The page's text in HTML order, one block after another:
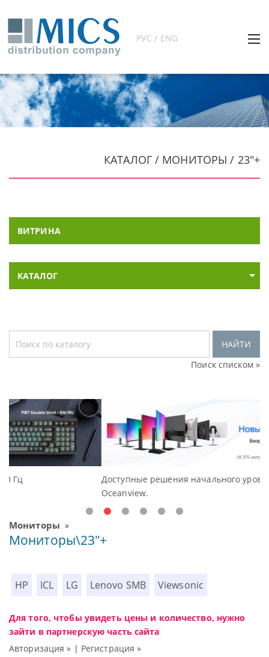
РУС / ENG
КАТАЛОГ / МОНИТОРЫ / 23"+
ВИТРИНА
КАТАЛОГ
НАЙТИ
Поиск списком »
Доступные решения начального уровня, новые мониторы
Мониторы »
Мониторы\23"+
HP ICL LG Lenovo SMB Viewsonic
Для того, чтобы увидеть цены и количество, нужно
зайти в партнерскую часть сайта
Авторизация » | Регистрация »